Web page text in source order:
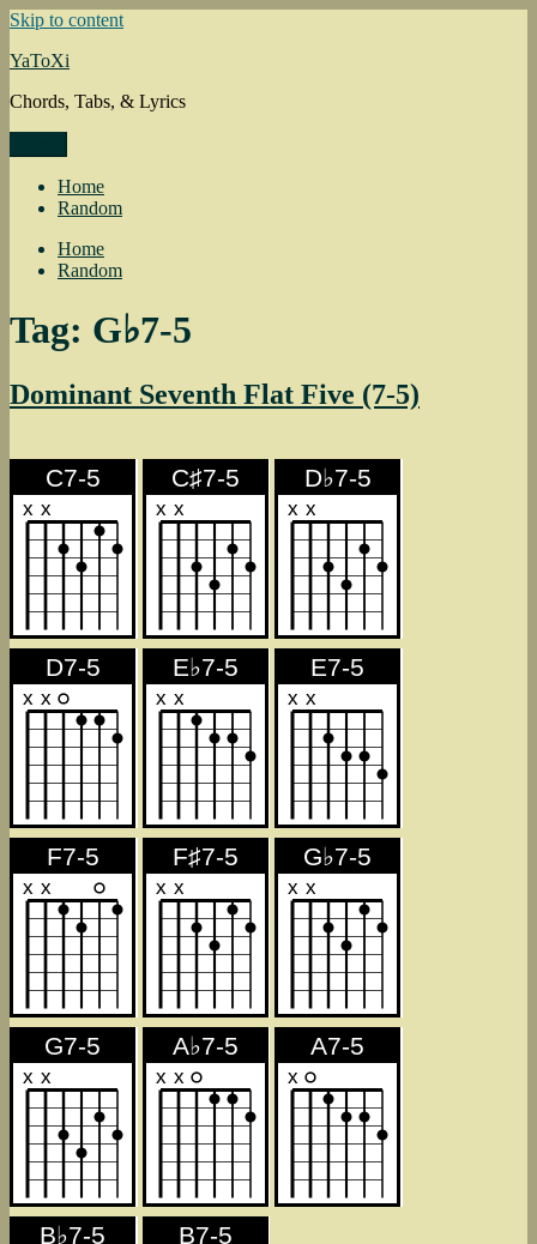
Skip to content
YaToXi
Chords, Tabs, & Lyrics
Home
Random
Home
Random
Tag: G♭7-5
Dominant Seventh Flat Five (7-5)